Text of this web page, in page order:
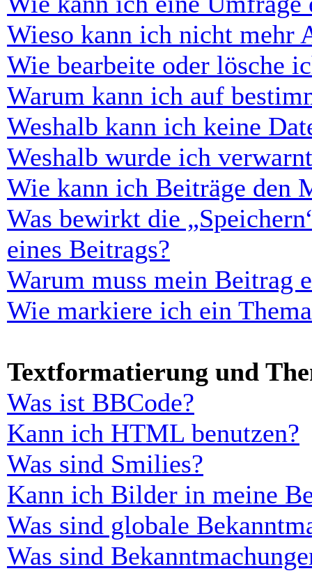
Wieso kann ich nicht mehr
Wie bearbeite oder lösche
Warum kann ich auf
Weshalb kann ich keine
Weshalb wurde ich
Wie kann ich Beiträge den
Was bewirkt die
eines Beitrags?
Warum muss mein Beitrag
Wie markiere ich ein
Textformatierung und
Was ist BBCode?
Kann ich HTML benutzen?
Was sind Smilies?
Kann ich Bilder in meine
Was sind globale
Was sind